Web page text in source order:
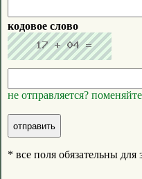
кодовое слово
не отправляется?
* все поля обязательны для